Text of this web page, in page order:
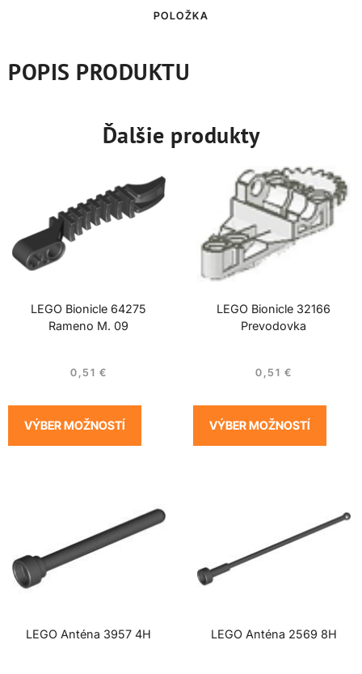
POLOŽKA
POPIS PRODUKTU
Ďalšie produkty
LEGO Bionicle 64275
Rameno M. 09
0,51 €
VÝBER MOŽNOSTÍ
LEGO Bionicle 32166
Prevodovka
0,51 €
VÝBER MOŽNOSTÍ
LEGO Anténa 3957 4H LEGO Anténa 2569 8H